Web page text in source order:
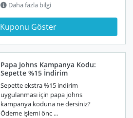
Daha fazla bilgi
Kuponu Göster
Papa Johns Kampanya Kodu:
Sepette %15 İndirim
Sepette ekstra %15 indirim
uygulanması için papa johns
kampanya koduna ne dersiniz?
Ödeme işlemi önc ...